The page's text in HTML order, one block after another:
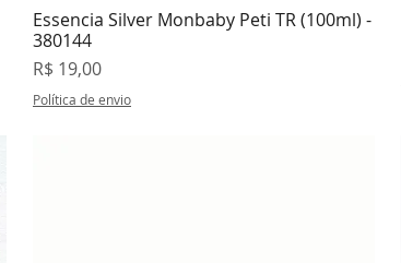
Visualização rápida
Essencia Silver Monbaby Peti TR (100ml) -
380144
Preço
R$ 19,00
Política de envio